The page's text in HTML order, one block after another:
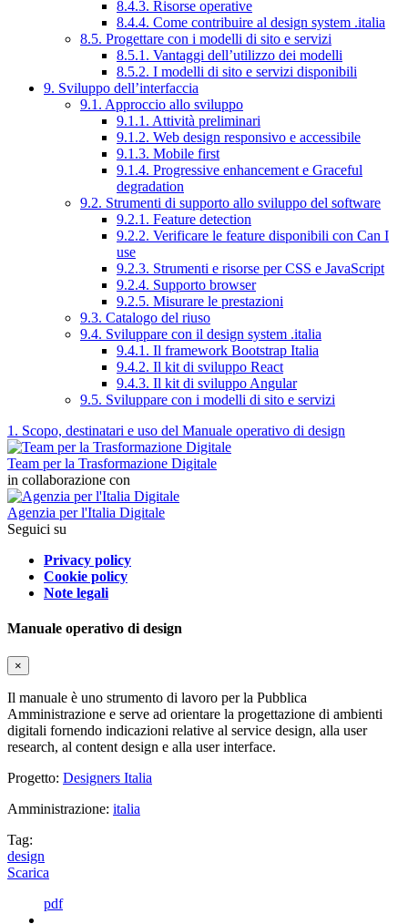
8.4.3. Risorse operative
8.4.4. Come contribuire al design system .italia
8.5. Progettare con i modelli di sito e servizi
8.5.1. Vantaggi dell’utilizzo dei modelli
8.5.2. I modelli di sito e servizi disponibili
9. Sviluppo dell’interfaccia
9.1. Approccio allo sviluppo
9.1.1. Attività preliminari
9.1.2. Web design responsivo e accessibile
9.1.3. Mobile first
9.1.4. Progressive enhancement e Graceful
degradation
9.2. Strumenti di supporto allo sviluppo del software
9.2.1. Feature detection
9.2.2. Verificare le feature disponibili con Can I
use
9.2.3. Strumenti e risorse per CSS e JavaScript
9.2.4. Supporto browser
9.2.5. Misurare le prestazioni
9.3. Catalogo del riuso
9.4. Sviluppare con il design system .italia
9.4.1. Il framework Bootstrap Italia
9.4.2. Il kit di sviluppo React
9.4.3. Il kit di sviluppo Angular
9.5. Sviluppare con i modelli di sito e servizi
1. Scopo, destinatari e uso del Manuale operativo di design
Team per la Trasformazione Digitale
in collaborazione con
Agenzia per l'Italia Digitale
Seguici su
Privacy policy
Cookie policy
Note legali
Manuale operativo di design
×
Il manuale è uno strumento di lavoro per la Pubblica
Amministrazione e serve ad orientare la progettazione di ambienti
digitali fornendo indicazioni relative al service design, alla user
research, al content design e alla user interface.
Progetto: Designers Italia
Amministrazione: italia
Tag:
design
Scarica
pdf